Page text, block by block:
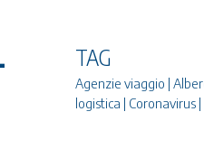
TAG
Agenzie viaggio |
logistica | Coronavirus